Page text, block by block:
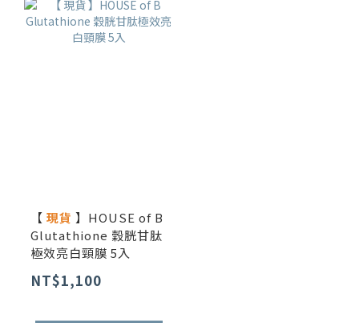
【 現貨 】HOUSE of B
Glutathione 穀胱甘肽
極效亮白頸膜 5入
NT$1,100